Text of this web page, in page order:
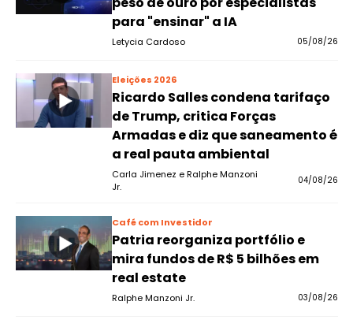
para "ensinar" a IA
Letycia Cardoso 05/08/26
Eleições 2026
Ricardo Salles condena tarifaço
de Trump, critica Forças
Armadas e diz que saneamento é
a real pauta ambiental
Carla Jimenez e Ralphe Manzoni
Jr.
04/08/26
Café com Investidor
Patria reorganiza portfólio e
mira fundos de R$ 5 bilhões em
real estate
Ralphe Manzoni Jr. 03/08/26